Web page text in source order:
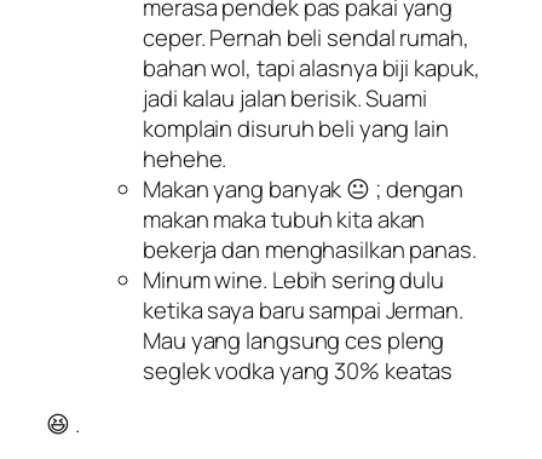
merasa pendek pas pakai yang
ceper.Pernah beli sendal rumah,
bahan wol, tapi alasnya biji kapuk,
jadi kalau jalan berisik. Suami
komplain disuruh beli yang lain
hehehe.
Makan yang banyak 😐 ; dengan
makan maka tubuh kita akan
bekerja dan menghasilkan panas.
Minum wine. Lebih sering dulu
ketika saya baru sampai Jerman.
Mau yang langsungces pleng
seglekvodka yang 30% keatas
😆 .